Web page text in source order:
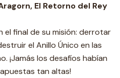
El Retorno del Rey
el final de su misión: derrotar
el Anillo Único en las
¡Jamás los desafíos habían
tan altas!